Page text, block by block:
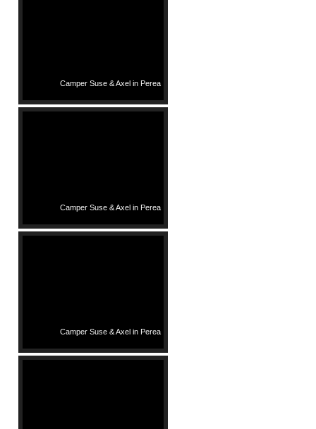
Camper Suse & Axel in Perea
Camper Suse & Axel in Perea
Camper Suse & Axel in Perea